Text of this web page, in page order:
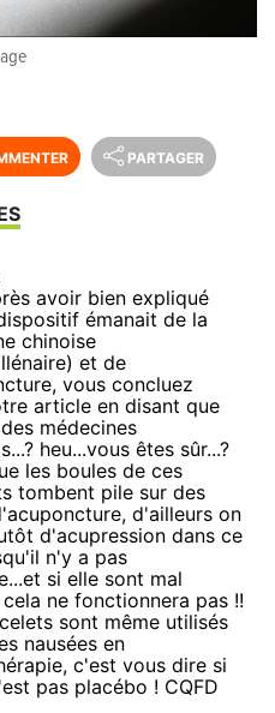
PARTAGER
avoir bien expliqué
émanait de la
chinoise
et de
vous concluez
article en disant que
médecines
heu...vous êtes sûr...?
les boules de ces
tombent pile sur des
d'ailleurs on
d'acupression dans ce
n'y a pas
si elle sont mal
ne fonctionnera pas !!
sont même utilisés
nausées en
c'est vous dire si
pas placébo ! CQFD